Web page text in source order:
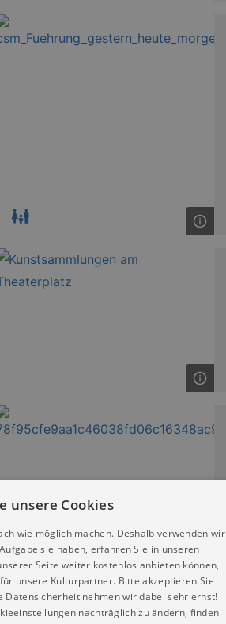
unsere Cookies
wie möglich machen. Deshalb verwenden wir
sie haben, erfahren Sie in unseren
Seite weiter kostenlos anbieten können,
unsere Kulturpartner. Bitte akzeptieren Sie
Datensicherheit nehmen wir dabei sehr ernst!
nachträglich zu ändern, finden